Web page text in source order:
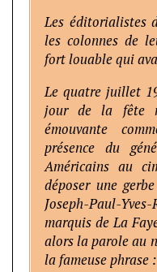
Les éditorialistes
les colonnes de
fort louable qui
Le quatre juillet
jour de la fête
émouvante
présence du
Américains au
déposer une
Joseph-Paul-
marquis de La
alors la parole au
la fameuse phrase